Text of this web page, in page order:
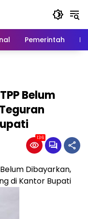
Pemerintah
Belum
136
Dibayarkan,
di Kantor Bupati